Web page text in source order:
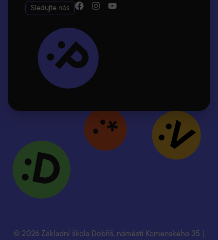
Sledujte nás
© 2026 Základní škola Dobříš, náměstí Komenského 35 |